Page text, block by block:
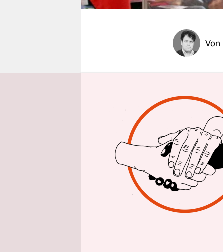
genossenschaft
Von
Bischkek
einen
Gunsten
wollen.
Am 30.
Wähler
ersten